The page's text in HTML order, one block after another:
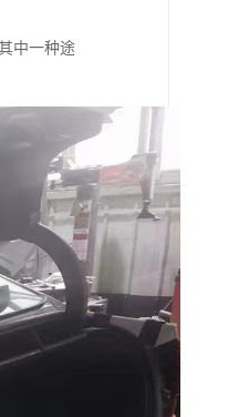
中一种途